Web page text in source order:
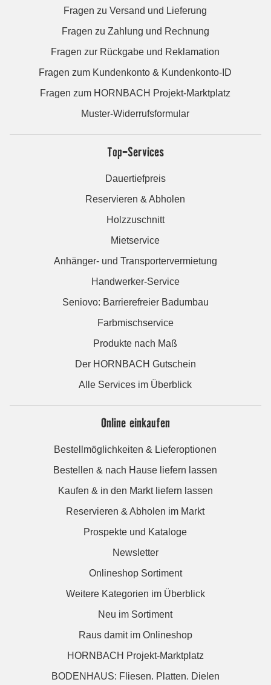
Fragen zu Versand und Lieferung
Fragen zu Zahlung und Rechnung
Fragen zur Rückgabe und Reklamation
Fragen zum Kundenkonto & Kundenkonto-ID
Fragen zum HORNBACH Projekt-Marktplatz
Muster-Widerrufsformular
Top-Services
Dauertiefpreis
Reservieren & Abholen
Holzzuschnitt
Mietservice
Anhänger- und Transportervermietung
Handwerker-Service
Seniovo: Barrierefreier Badumbau
Farbmischservice
Produkte nach Maß
Der HORNBACH Gutschein
Alle Services im Überblick
Online einkaufen
Bestellmöglichkeiten & Lieferoptionen
Bestellen & nach Hause liefern lassen
Kaufen & in den Markt liefern lassen
Reservieren & Abholen im Markt
Prospekte und Kataloge
Newsletter
Onlineshop Sortiment
Weitere Kategorien im Überblick
Neu im Sortiment
Raus damit im Onlineshop
HORNBACH Projekt-Marktplatz
BODENHAUS: Fliesen. Platten. Dielen